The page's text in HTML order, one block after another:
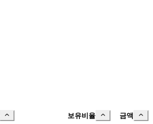
보유비율 금액